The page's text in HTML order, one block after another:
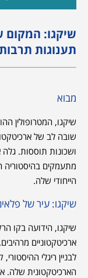
שיקגו: המקום
תענוגות
מבוא
שיקגו, המטרופולין
שובה לב של
ושכונות תוססות.
מתעמקים
הייחודי שלה.
שיקגו: עיר של
שיקגו, הידועה בקו
ארכיטקטוניים
לבניין ריגלי
הארכיטקטונית שלה.